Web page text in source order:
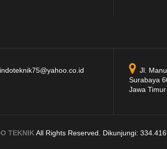
Jl.
Surabaya
Jawa
TEKNIK All Rights Reserved. Dikunjungi: